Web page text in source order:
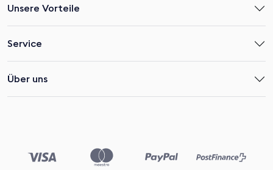
Unsere Vorteile
Service
Über uns